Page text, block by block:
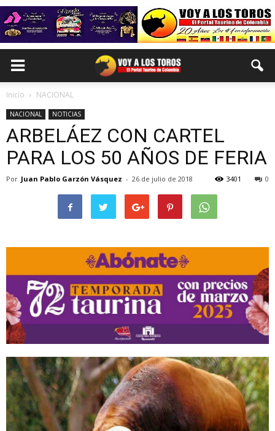
Inicio NACIONAL
NACIONAL NOTICIAS
ARBELÁEZ CON CARTEL
PARA LOS 50 AÑOS DE FERIA
Por Juan Pablo Garzón Vásquez - 26 de julio de 2018 0
3401